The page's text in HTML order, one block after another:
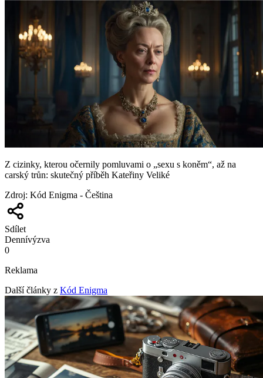
Z cizinky, kterou očernily pomluvami o „sexu s koněm“, až na
carský trůn: skutečný příběh Kateřiny Veliké
Zdroj: Kód Enigma - Čeština
Sdílet
Dennívýzva
0
Reklama
Další články z Kód Enigma